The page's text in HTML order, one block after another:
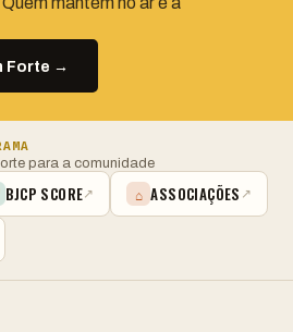
Forte →
para a comunidade
BJCP SCORE↗ ⌂ ASSOCIAÇÕES ↗